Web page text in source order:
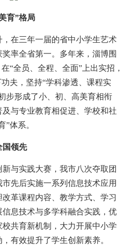
育”格局
在三年一届的省中小学生艺术
率全省第一。多年来，淄博围
“全员、全程、全面”上出实招，
夫，坚持“学科渗透、课程实
步形成了小、初、高美育相衔
与专业教育相促进、学校和社
”体系。
领先
实践大赛，我市八次夺取团
先后实施一系列信息技术应用
革课程内容、教学方式、学习
息技术与多学科融合实践，优
共育新机制，大力开展中小学
有效提升了学生创新素养。